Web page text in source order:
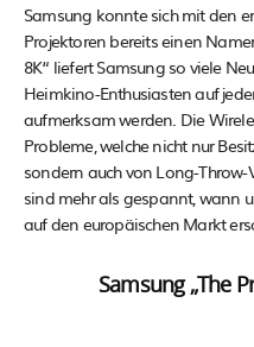
Samsung konnte sich mit den
Projektoren bereits einen
8K“ liefert Samsung so viele
Heimkino-Enthusiasten auf
aufmerksam werden. Die
Probleme, welche nicht nur
sondern auch von Long-
sind mehr als gespannt, wann
auf den europäischen Markt
Samsung „The